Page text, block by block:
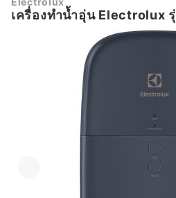
เครื่องทำน้ำอุ่น Electrolux